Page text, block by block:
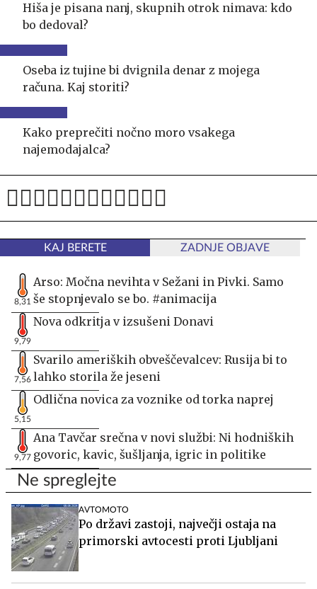
Hiša je pisana nanj, skupnih otrok nimava: kdo
bo dedoval?
Oseba iz tujine bi dvignila denar z mojega
računa. Kaj storiti?
Kako preprečiti nočno moro vsakega
najemodajalca?
KAJ BERETE ZADNJE OBJAVE
8,31
Arso: Močna nevihta v Sežani in Pivki. Samo
še stopnjevalo se bo. #animacija
9,79
Nova odkritja v izsušeni Donavi
7,56
Svarilo ameriških obveščevalcev: Rusija bi to
lahko storila že jeseni
5,15
Odlična novica za voznike od torka naprej
9,77
Ana Tavčar srečna v novi službi: Ni hodniških
govoric, kavic, šušljanja, igric in politike
Ne spreglejte
AVTOMOTO
Po državi zastoji, največji ostaja na
primorski avtocesti proti Ljubljani